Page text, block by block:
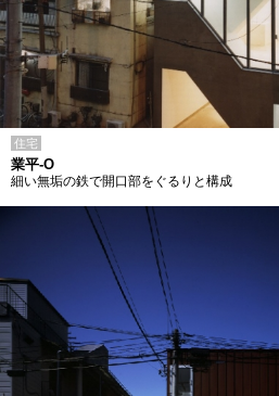
住宅
業平-O
細い無垢の鉄で開口部をぐるりと構成